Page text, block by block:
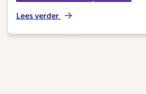
Lees verder